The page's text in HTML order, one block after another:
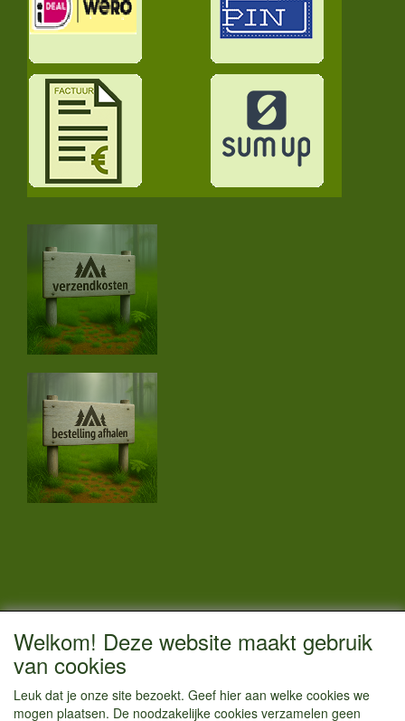
CONTACTGEGEVENS
Vestigingsadres:
Hoofdweg 36
Welkom! Deze website maakt gebruik
van cookies
Leuk dat je onze site bezoekt. Geef hier aan welke cookies we
mogen plaatsen. De noodzakelijke cookies verzamelen geen